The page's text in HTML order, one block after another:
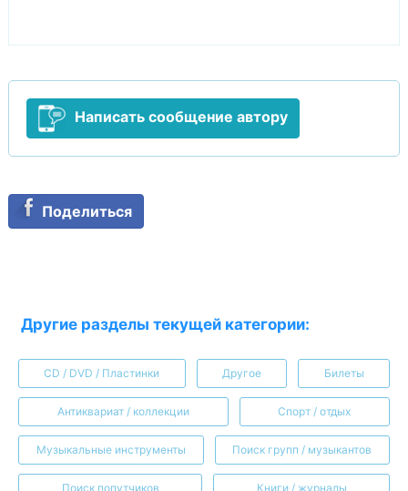
Написать сообщение автору
Поделиться
Другие разделы текущей категории:
CD / DVD / Пластинки Другое Билеты
Антиквариат / коллекции Спорт / отдых
Музыкальные инструменты Поиск групп / музыкантов
Поиск попутчиков Книги / журналы